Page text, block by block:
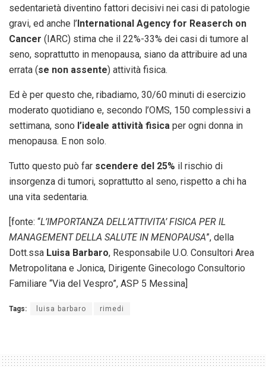
sedentarietà diventino fattori decisivi nei casi di patologie
gravi, ed anche l’ International Agency for Reaserch on
Cancer (IARC) stima che il 22%-33% dei casi di tumore al
seno, soprattutto in menopausa, siano da attribuire ad una
errata (se non assente) attività fisica.
Ed è per questo che, ribadiamo, 30/60 minuti di esercizio
moderato quotidiano e, secondo l’OMS, 150 complessivi a
settimana, sono l’ideale attività fisica per ogni donna in
menopausa. E non solo.
Tutto questo può far scendere del 25% il rischio di
insorgenza di tumori, soprattutto al seno, rispetto a chi ha
una vita sedentaria.
[fonte: “L’IMPORTANZA DELL’ATTIVITA’ FISICA PER IL
MANAGEMENT DELLA SALUTE IN MENOPAUSA”, della
Dott.ssa Luisa Barbaro, Responsabile U.O. Consultori Area
Metropolitana e Jonica, Dirigente Ginecologo Consultorio
Familiare “Via del Vespro”, ASP 5 Messina]
Tags: luisa barbaro rimedi